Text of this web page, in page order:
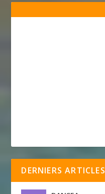
DERNIERS ARTICLES